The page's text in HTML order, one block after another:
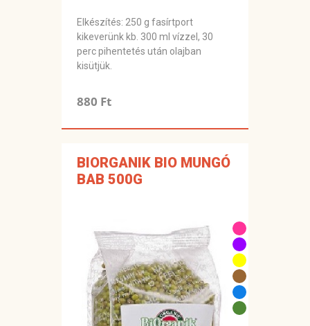
Elkészítés: 250 g fasírtport
kikeverünk kb. 300 ml vízzel, 30
perc pihentetés után olajban
kisütjük.
880 Ft
BIORGANIK BIO MUNGÓ
BAB 500G